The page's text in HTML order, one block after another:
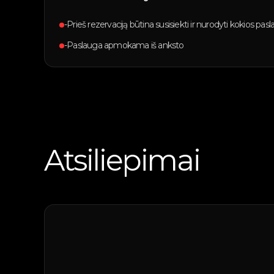
-Prieš rezervaciją būtina susisiekti ir nurodyti kokios
-Paslauga apmokama iš anksto
Atsiliepimai